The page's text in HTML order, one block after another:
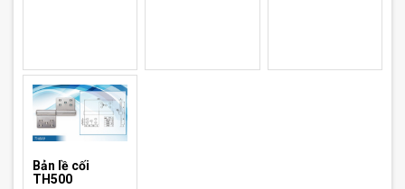
Bản lề cối
TH500